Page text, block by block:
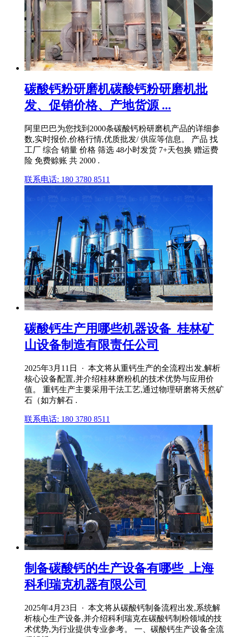
碳酸钙粉研磨机碳酸钙粉研磨机批
发、促销价格、产地货源 ...
阿里巴巴为您找到2000条碳酸钙粉研磨机产品的详细参
数,实时报价,价格行情,优质批发/ 供应等信息。 产品 找
工厂 综合 销量 价格 筛选 48小时发货 7+天包换 赠运费
险 免费赊账 共 2000 .
联系电话: 180 3780 8511
碳酸钙生产用哪些机器设备_桂林矿
山设备制造有限责任公司
2025年3月11日 · 本文将从重钙生产的全流程出发,解析
核心设备配置,并介绍桂林磨粉机的技术优势与应用价
值。 重钙生产主要采用干法工艺,通过物理研磨将天然矿
石（如方解石 .
联系电话: 180 3780 8511
制备碳酸钙的生产设备有哪些_上海
科利瑞克机器有限公司
2025年4月23日 · 本文将从碳酸钙制备流程出发,系统解
析核心生产设备,并介绍科利瑞克在碳酸钙制粉领域的技
术优势,为行业提供专业参考。 一、碳酸钙生产设备全流